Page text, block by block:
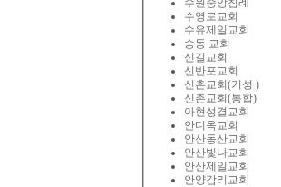
수원중앙침례
수영로교회
수유제일교회
승동 교회
신길교회
신반포교회
신촌교회(기성 )
신촌교회(통합)
아현성결교회
안디옥교회
안산동산교회
안산빛나교회
안산제일교회
안양감리교회